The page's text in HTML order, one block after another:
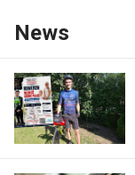
News